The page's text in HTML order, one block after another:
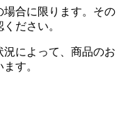
合に限ります。その
ださい。
によって、商品のお
す。